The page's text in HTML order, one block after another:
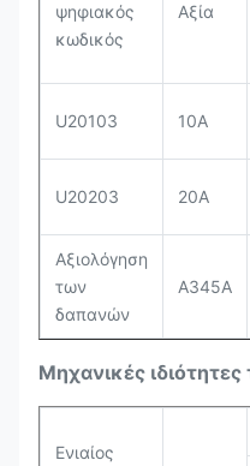
ψηφιακός
κωδικός
Αξία
U20103 10Α
U20203 20Α
Αξιολόγηση
των
δαπανών
Α345Α
Μηχανικές
Ενιαίος